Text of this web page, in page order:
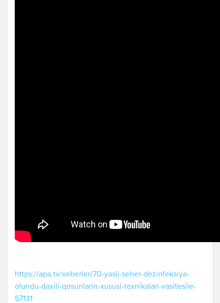
https://apa.tv/xeberler/70-yasli-seher-dezinfeksiya-
olundu-daxi̇li̇-qosunlarin-xususi̇-texni̇kalari-vasi̇tesi̇le-
57131